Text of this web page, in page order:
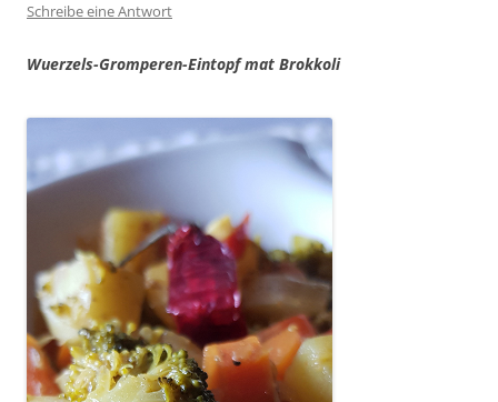
Schreibe eine Antwort
Wuerzels-Gromperen-Eintopf mat Brokkoli